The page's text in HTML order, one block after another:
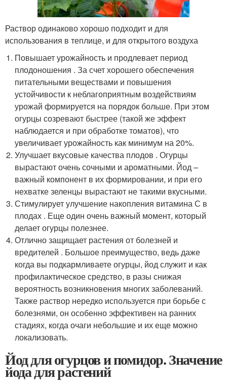
Раствор одинаково хорошо подходит и для
использования в теплице, и для открытого воздуха
Повышает урожайность и продлевает период
плодоношения . За счет хорошего обеспечения
питательными веществами и повышения
устойчивости к неблагоприятным воздействиям
урожай формируется на порядок больше. При этом
огурцы созревают быстрее (такой же эффект
наблюдается и при обработке томатов), что
увеличивает урожайность как минимум на 20%.
Улучшает вкусовые качества плодов . Огурцы
вырастают очень сочными и ароматными. Йод –
важный компонент в их формировании, и при его
нехватке зеленцы вырастают не такими вкусными.
Стимулирует улучшение накопления витамина С в
плодах . Еще один очень важный момент, который
делает огурцы полезнее.
Отлично защищает растения от болезней и
вредителей . Большое преимущество, ведь даже
когда вы подкармливаете огурцы, йод служит и как
профилактическое средство, в разы снижая
вероятность возникновения многих заболеваний.
Также раствор нередко используется при борьбе с
болезнями, он особенно эффективен на ранних
стадиях, когда очаги небольшие и их еще можно
локализовать.
Йод для огурцов и помидор. Значение
йода для растений